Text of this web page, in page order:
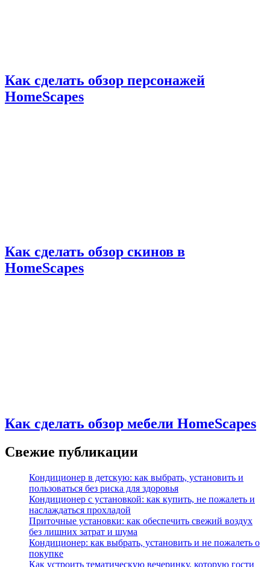
Как сделать обзор персонажей
HomeScapes
Как сделать обзор скинов в
HomeScapes
Как сделать обзор мебели HomeScapes
Свежие публикации
Кондиционер в детскую: как выбрать, установить и
пользоваться без риска для здоровья
Кондиционер с установкой: как купить, не пожалеть и
наслаждаться прохладой
Приточные установки: как обеспечить свежий воздух
без лишних затрат и шума
Кондиционер: как выбрать, установить и не пожалеть о
покупке
Как устроить тематическую вечеринку, которую гости